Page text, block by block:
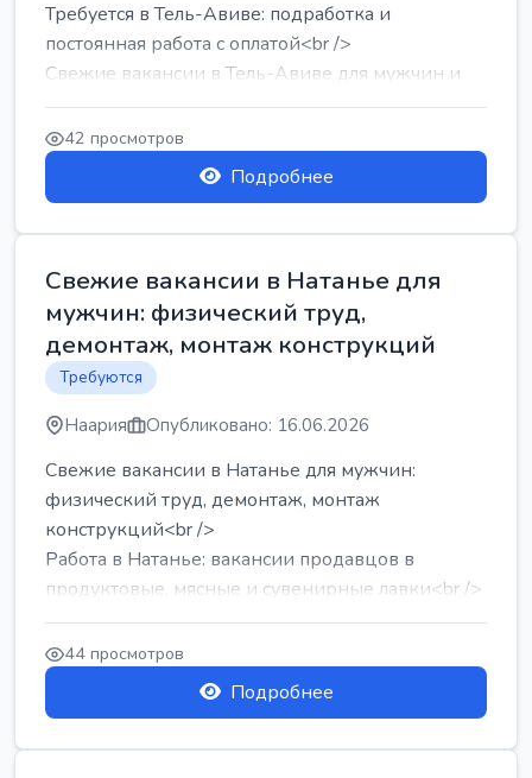
Требуется в Тель-Авиве: подработка и
постоянная работа с оплатой<br />
Свежие вакансии в Тель-Авиве для мужчин и
женщин от хозя...
42 просмотров
Подробнее
Свежие вакансии в Натанье для
мужчин: физический труд,
демонтаж, монтаж конструкций
Требуются
Наария Опубликовано: 16.06.2026
Свежие вакансии в Натанье для мужчин:
физический труд, демонтаж, монтаж
конструкций<br />
Работа в Натанье: вакансии продавцов в
продуктовые, мясные и сувенирные лавки<br />
Разнорабочий на сборку м...
44 просмотров
Подробнее